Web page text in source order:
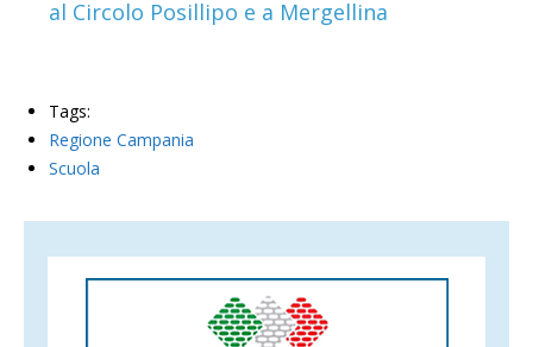
al Circolo Posillipo e a Mergellina
Tags:
Regione Campania
Scuola